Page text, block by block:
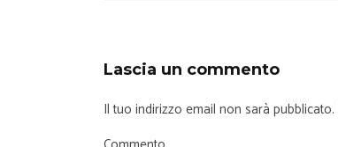
Lascia un commento
Il tuo indirizzo email non sarà pubblicato.